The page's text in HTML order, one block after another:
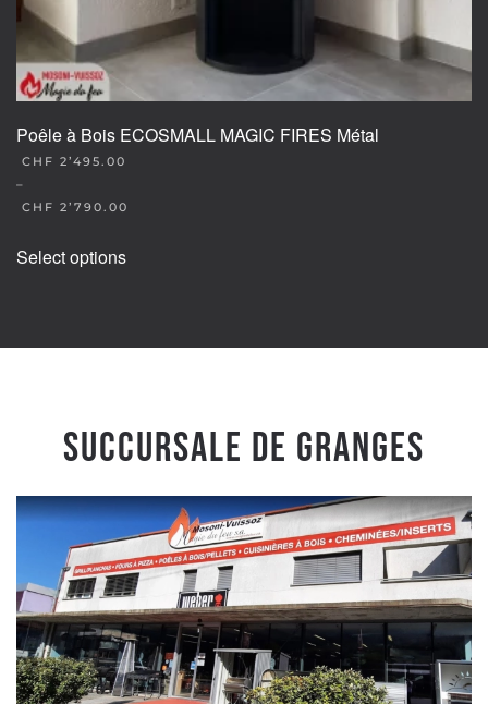
Poêle à Bois ECOSMALL MAGIC FIRES Métal
CHF 2’495.00
–
CHF 2’790.00
Select optionsproduct
variants.
may
be
on
the
product
page
Succursale de Granges